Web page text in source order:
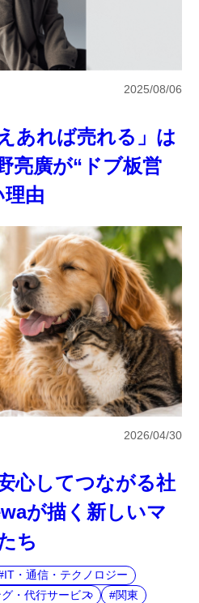
あれば売れる」は
亮廣が“ドブ板営
由
2025/08/06
心してつながる社
が描く新しいマ
ち
2026/04/30
IT・通信・テクノロジー
・代行サービス
関東